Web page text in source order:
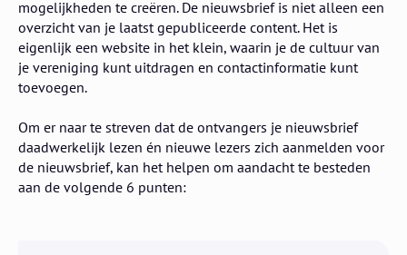
mogelijkheden te creëren. De nieuwsbrief is niet alleen een
overzicht van je laatst gepubliceerde content. Het is
eigenlijk een website in het klein, waarin je de cultuur van
je vereniging kunt uitdragen en contactinformatie kunt
toevoegen.
Om er naar te streven dat de ontvangers je nieuwsbrief
daadwerkelijk lezen én nieuwe lezers zich aanmelden voor
de nieuwsbrief, kan het helpen om aandacht te besteden
aan de volgende 6 punten: